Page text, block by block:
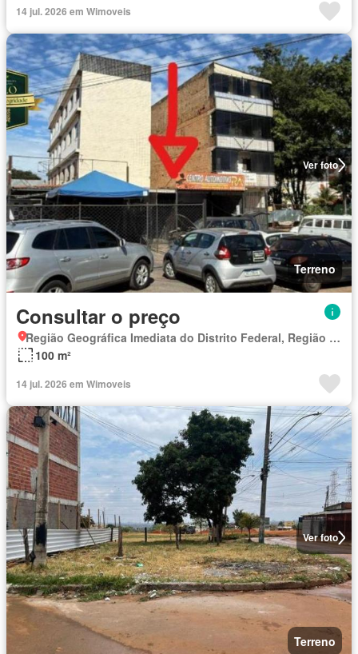
14 jul. 2026 em Wimoveis
Ver foto
Terreno
Consultar o preço
Região Geográfica Imediata do Distrito Federal, Região Integrada de Desenvolvimento do Distrito Federal e Entorno
100 m²
14 jul. 2026 em Wimoveis
Ver foto
Terreno